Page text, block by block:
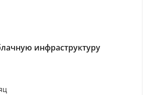
инфраструктуру